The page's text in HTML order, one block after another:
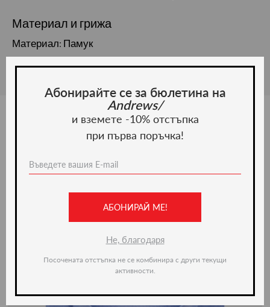
Материал и грижа
Материал: Памук
Ние препоръчваме
Абонирайте се за бюлетина на
Andrews/
и вземете -10% отстъпка
при първа поръчка!
АБОНИРАЙ МЕ!
Не, благодаря
Посочената отстъпка не се комбинира с други текущи
активности.